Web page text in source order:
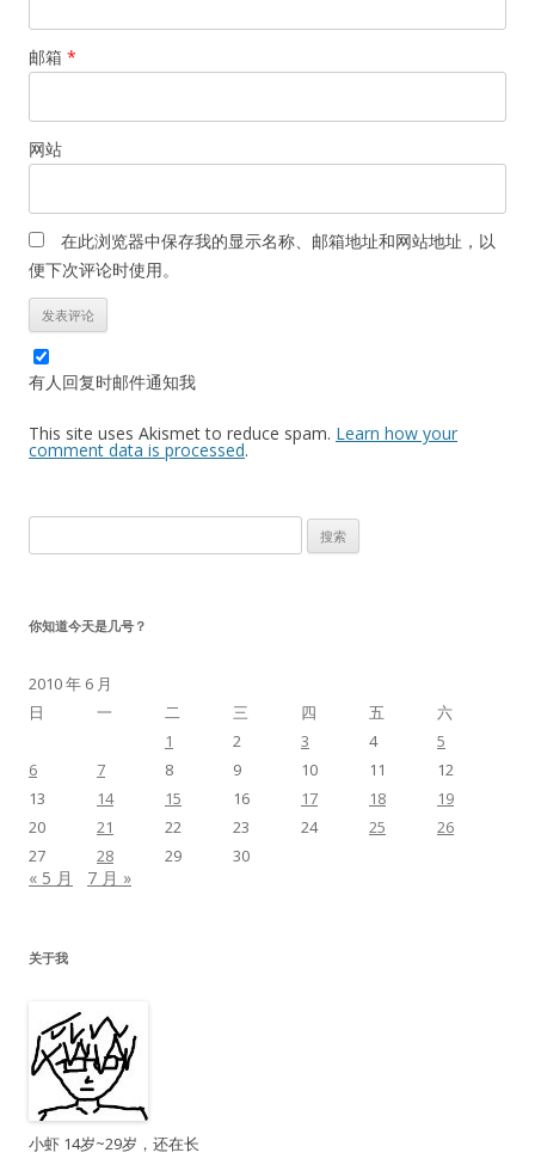
邮箱 *
网站
在此浏览器中保存我的显示名称、邮箱地址和网站地址，以
便下次评论时使用。
有人回复时邮件通知我
This site uses Akismet to reduce spam. Learn how your
comment data is processed.
索：
你知道今天是几号？
2010 年 6 月
日
一 二 三 四 五
六
1
2 3 4
5
6
7 8 9 10 11
12
13
14 15 16 17 18
19
20
21 22 23 24 25
26
27
28 29 30
« 5 月 7 月 »
关于我
小虾 14岁~29岁，还在长